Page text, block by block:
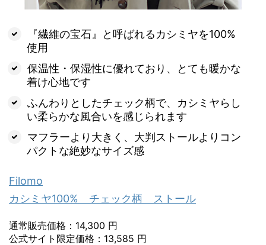
『繊維の宝石』と呼ばれるカシミヤを100%
使用
保温性・保湿性に優れており、とても暖かな
着け心地です
ふんわりとしたチェック柄で、カシミヤらし
い柔らかな風合いを感じられます
マフラーより大きく、大判ストールよりコン
パクトな絶妙なサイズ感
Filomo
カシミヤ100% チェック柄 ストール
通常販売価格：14,300 円
公式サイト限定価格：13,585 円